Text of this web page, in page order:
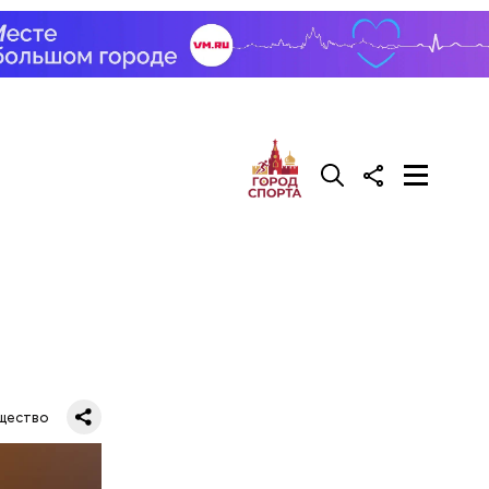
важно
же как и